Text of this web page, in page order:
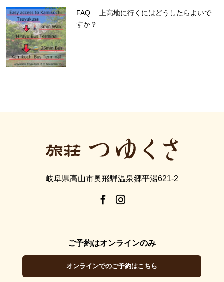
FAQ: 上高地に行くにはどうしたらよいで
すか？
岐阜県高山市奥飛騨温泉郷平湯621-2
ご予約はオンラインのみ
オンラインでのご予約はこちら